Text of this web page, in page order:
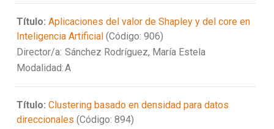
Título: Aplicaciones del valor de Shapley y del core en
Inteligencia Artificial (Código: 906)
Director/a: Sánchez Rodríguez, María Estela
Modalidad:A
Título: Clustering basado en densidad para datos
direccionales (Código: 894)